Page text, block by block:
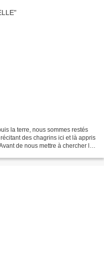
la terre, nous sommes restés
des chagrins ici et là appris
de nous mettre à chercher le